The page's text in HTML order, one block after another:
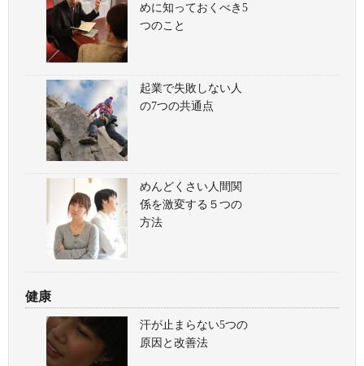
めに知っておくべき5
つのこと
起業で失敗しない人
の7つの共通点
めんどくさい人間関
係を激変する５つの
方法
健康
汗が止まらない5つの
原因と改善法